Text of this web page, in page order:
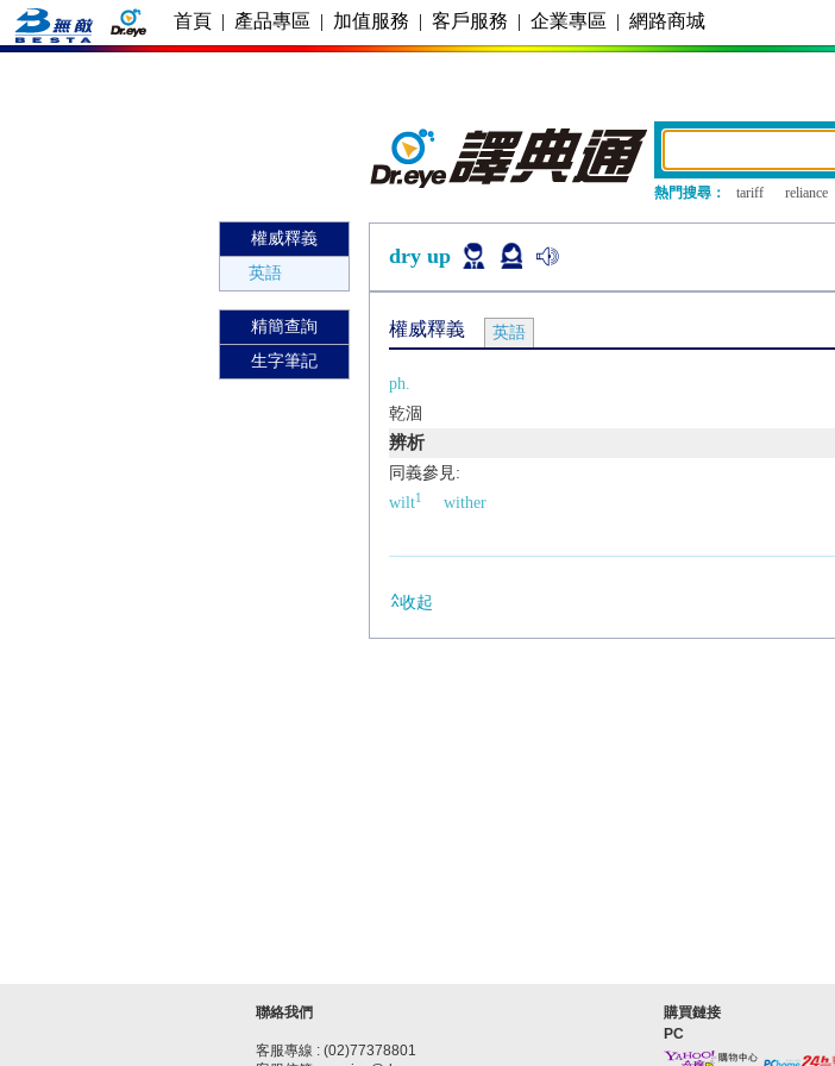
首頁 | 產品專區 | 加值服務 | 客戶服務 | 企業專區 | 網路商城
熱門搜尋： tariff reliance
權威釋義
英語
精簡查詢
生字筆記
dry up
權威釋義 英語
ph.
乾涸
辨析
同義參見:
wilt1
wither
收起
聯絡我們
客服專線 : (02)77378801
購買鏈接
PC